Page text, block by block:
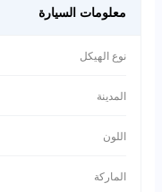
معلومات السيارة
نوع الهيكل
المدينة
اللون
الماركة